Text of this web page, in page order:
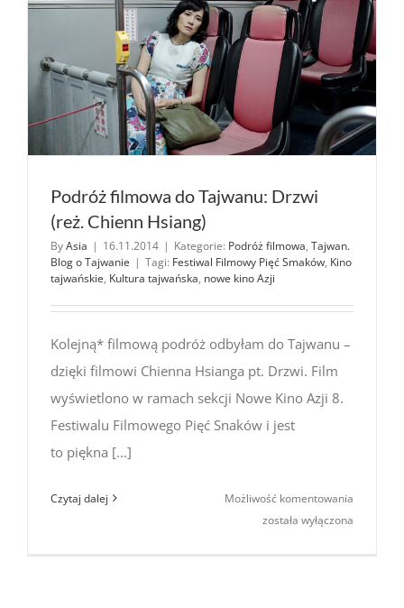
Podróż filmowa do Tajwanu: Drzwi
(reż. Chienn Hsiang)
ByAsia | 16.11.2014 | Kategorie: Podróż filmowa, Tajwan.
Blog o Tajwanie | Tagi: Festiwal Filmowy Pięć Smaków, Kino
tajwańskie, Kultura tajwańska, nowe kino Azji
Kolejną* filmową podróż odbyłam do Tajwanu –
dzięki filmowi Chienna Hsianga pt. Drzwi. Film
wyświetlono w ramach sekcji Nowe Kino Azji 8.
Festiwalu Filmowego Pięć Snaków i jest
to piękna [...]
Czytaj dalej Możliwość komentowania
została wyłączona